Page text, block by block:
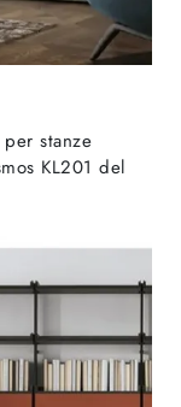
stanze
KL201 del